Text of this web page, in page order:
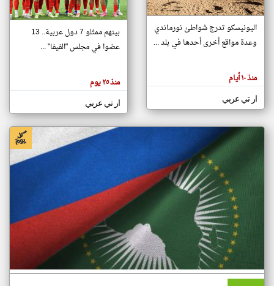
تغيير الدولة
اخبار جزر القمر على مدار الساعة
أهم اخبار جزر القمر العاجلة والمباشرة
هنا عن
وجهة
كاتبيها.
اليونيسكو تدرج شواطئ نورماندي
وعدة مواقع أخرى أحدها في بلد ...
منذ ١٠ أيام
ار تي عربي
بينهم ممثلو 7 دول عربية.. 13
عضوا في مجلس "الفيفا" ...
منذ ٢٥ يوم
ار تي عربي
klyoum.com